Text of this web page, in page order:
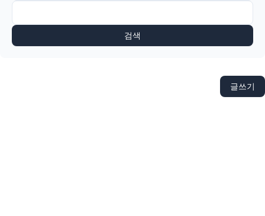
검색
글쓰기